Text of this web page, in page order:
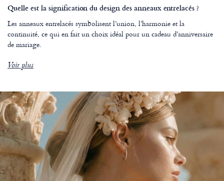
Quelle est la signification du design des anneaux entrelacés ?
Les anneaux entrelacés symbolisent l’union, l’harmonie et la
continuité, ce qui en fait un choix idéal pour un cadeau d’anniversaire
de mariage.
Voir plus